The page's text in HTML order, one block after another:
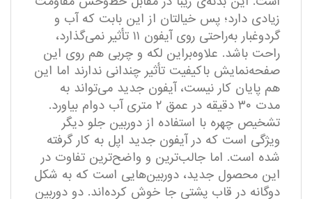
زیادی دارد؛ پس خیالتان از این بابت که آب و
گردوغبار به‌‌راحتی روی آیفون ۱۱ تأثیر نمی‌‌گذارد،
راحت باشد. علاوه‌براین لکه و چربی هم روی این
صفحه‌نمایش باکیفیت تأثیر چندانی ندارند اما این
هم پایان کار نیست، آیفون جدید می‌تواند به
مدت ۳۰ دقیقه در عمق ۲ متری آب دوام بیاورد.
تشخیص چهره با استفاده از دوربین جلو دیگر
ویژگی است که در آیفون جدید اپل به کار گرفته
شده است. اما جالب‌ترین و واضح‌ترین تفاوت در
این محصول جدید، دوربین‌هایی است که به شکل
دوگانه در قاب پشتی جا خوش کرده‌اند. دو دوربین